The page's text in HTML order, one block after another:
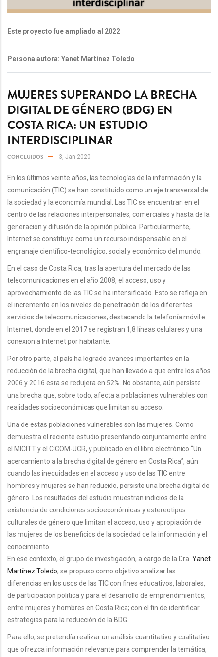
Este proyecto fue ampliado al 2022
Persona autora: Yanet Martínez Toledo
MUJERES SUPERANDO LA BRECHA
DIGITAL DE GÉNERO (BDG) EN
COSTA RICA: UN ESTUDIO
INTERDISCIPLINAR
CONCLUIDOS 3, Jan 2020
En los últimos veinte años, las tecnologías de la información y la
comunicación (TIC) se han constituido como un eje transversal de
la sociedad y la economía mundial. Las TIC se encuentran en el
centro de las relaciones interpersonales, comerciales y hasta de la
generación y difusión de la opinión pública. Particularmente,
Internet se constituye como un recurso indispensable en el
engranaje científico-tecnológico, social y económico del mundo.
En el caso de Costa Rica, tras la apertura del mercado de las
telecomunicaciones en el año 2008, el acceso, uso y
aprovechamiento de las TIC se ha intensificado. Esto se refleja en
el incremento en los niveles de penetración de los diferentes
servicios de telecomunicaciones, destacando la telefonía móvil e
Internet, donde en el 2017 se registran 1,8 líneas celulares y una
conexión a Internet por habitante.
Por otro parte, el país ha logrado avances importantes en la
reducción de la brecha digital, que han llevado a que entre los años
2006 y 2016 esta se redujera en 52%. No obstante, aún persiste
una brecha que, sobre todo, afecta a poblaciones vulnerables con
realidades socioeconómicas que limitan su acceso.
Una de estas poblaciones vulnerables son las mujeres. Como
demuestra el reciente estudio presentando conjuntamente entre
el MICITT y el CICOM-UCR, y publicado en el libro electrónico “Un
acercamiento a la brecha digital de género en Costa Rica”, aún
cuando las inequidades en el acceso y uso de las TIC entre
hombres y mujeres se han reducido, persiste una brecha digital de
género. Los resultados del estudio muestran indicios de la
existencia de condiciones socioeconómicas y estereotipos
culturales de género que limitan el acceso, uso y apropiación de
las mujeres de los beneficios de la sociedad de la información y el
conocimiento.
En ese contexto, el grupo de investigación, a cargo de la Dra. Yanet
Martínez Toledo, se propuso como objetivo analizar las
diferencias en los usos de las TIC con fines educativos, laborales,
de participación política y para el desarrollo de emprendimientos,
entre mujeres y hombres en Costa Rica; con el fin de identificar
estrategias para la reducción de la BDG.
Para ello, se pretendía realizar un análisis cuantitativo y cualitativo
que ofrezca información relevante para comprender la temática,